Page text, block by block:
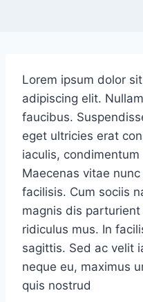
Lorem ipsum dolor
adipiscing elit.
faucibus.
eget ultricies erat
iaculis,
Maecenas vitae
facilisis. Cum sociis
magnis dis
ridiculus mus. In
sagittis. Sed ac velit
neque eu, maximus
quis nostrud